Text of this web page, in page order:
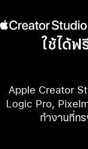
ใช้ได้ฟ
Apple Creator
Logic Pro,
ทำงานที่ท